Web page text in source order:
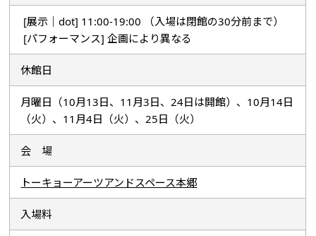
[展示｜dot] 11:00-19:00 （入場は閉館の30分前まで）
[パフォーマンス] 企画により異なる
休館日
月曜日（10月13日、11月3日、24日は開館）、10月14日
（火）、11月4日（火）、25日（火）
会 場
トーキョーアーツアンドスペース本郷
入場料